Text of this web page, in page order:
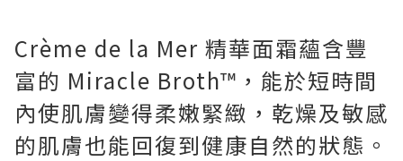
Crème de la Mer 精華面霜蘊含豐
富的 Miracle Broth™，能於短時間
內使肌膚變得柔嫩緊緻，乾燥及敏感
的肌膚也能回復到健康自然的狀態。